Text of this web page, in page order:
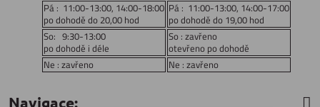
Pá : 11:00-13:00, 14:00-18:00
po dohodě do 20,00 hod
Pá : 11:00-13:00, 14:00-17:00
po dohodě do 19,00 hod
So: 9:30-13:00
po dohodě i déle
So : zavřeno
otevřeno po dohodě
Ne : zavřeno
Ne : zavřeno
Navigace: